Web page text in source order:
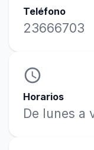
Teléfono
23666703
access_time
Horarios
De lunes a